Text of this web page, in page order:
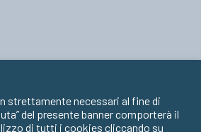
strettamente necessari al fine di
del presente banner comporterà il
di tutti i cookies cliccando su